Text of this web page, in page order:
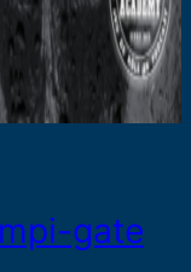
gate